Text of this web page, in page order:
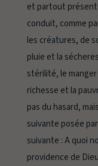
et partout
conduit, comme
les créatures, de
pluie et la
stérilité, le
richesse et la
pas du hasard,
suivante posée
suivante :A quoi
providence de